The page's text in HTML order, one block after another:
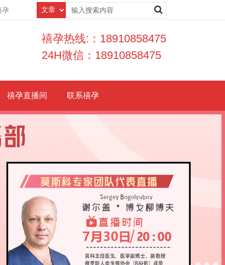
孕
禧孕热线:：18910858475
24H微信：18910858475
禧孕直播间 联系禧孕